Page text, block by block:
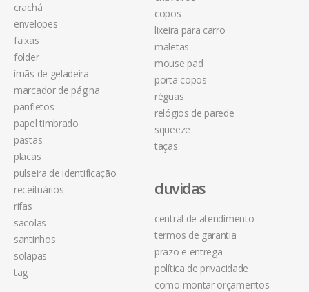
crachá
envelopes
faixas
folder
ímãs de geladeira
marcador de página
panfletos
papel timbrado
pastas
placas
pulseira de identificação
receituários
rifas
sacolas
santinhos
solapas
tag
copos
lixeira para carro
maletas
mouse pad
porta copos
réguas
relógios de parede
squeeze
taças
duvidas
central de atendimento
termos de garantia
prazo e entrega
política de privacidade
como montar orçamentos